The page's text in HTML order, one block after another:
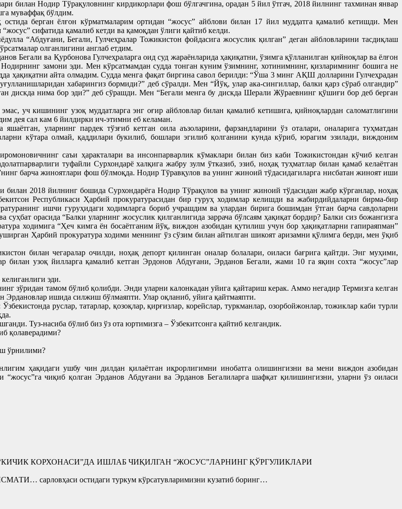
билан Нодир Тўрақуловнинг кирдикорлари фош бўлгачгина, орадан 5 йил ўтгач, 2018 йилнинг тахминан январ
муваффақ бўлдим.
берган ёлғон кўрматмаларим ортидан “жосус” айблови билан 17 йил муддатга қамалиб кетишди. Мен
сифатида қамалиб кетди ва қамоқдан ўлиги қайтиб келди.
“Абдуғани, Бегали, Гулчеҳралар Тожикистон фойдасига жосуслик қилган” деган айбловларини тасдиқлаш
олганлигини англаб етдим.
Бегали ва Қурбонова Гулчеҳраларга оид суд жараёнларида ҳақиқатни, ўзимга қўлланилган қийноқлар ва ёлғон
замони эди. Мен кўрсатмамдан судда тонган куним ўзимнинг, хотинимнинг, қизларимнинг бошига не
ҳақиқатни айта олмадим. Судда менга фақат биргина савол берилди: “Ўша 3 минг АҚШ долларини Гулчеҳрадан
хабарингиз бормиди?” деб сўралди. Мен “Йўқ, улар ака-сингиллар, балки қарз сўраб олгандир”
дискда нима бор эди?” деб сўрашди. Мен “Бегали менга бу дискда Шерали Жўраевнинг қўшиғи бор деб берган
уч кишининг узоқ муддатларга энг оғир айбловлар билан қамалиб кетишига, қийноқлардан саломатлигини
дея сал кам 6 йилдирки ич-этимни еб келаман.
уларнинг пардек тўзғиб кетган оила аъзоларини, фарзандларини ўз оталари, оналарига туҳматдан
кўтара олмай, қаддилари букилиб, бошлари эгилиб қолганини кунда кўриб, юрагим эзилади, виждоним
саъи ҳаракталари ва инсонпарварлик кўмаклари билан биз каби Тожикистондан кўчиб келган
туфайли Сурхондарё халқига жабру зулм ўтказиб, эзиб, ноҳақ туҳматлар билан қамаб келаётган
барча жиноятлари фош бўлмоқда. Нодир Тўравқулов ва унинг жиноий тўдасидагиларга нисбатан жиноят иши
2018 йилнинг бошида Сурхондарёга Нодир Тўрақулов ва унинг жиноий тўдасидан жабр кўрганлар, ноҳақ
Республикаси Ҳарбий прокуратурасидан бир гуруҳ ходимлар келишди ва жабирдийдаларни бирма-бир
ишчи гуруҳидаги ходимларга бориб учрашдим ва улардан бирига бошимдан ўтган барча савдоларни
орасида “Балки уларнинг жосуслик қилганлигида заррача бўлсаям ҳақиқат бордир? Балки сиз божангизга
ходимига “Ҳеч кимга ён босаётганим йўқ, виждон азобидан қутилиш учун бор ҳақиқатларни гапираяпман”
Ҳарбий прокуратура ходими меннинг ўз сўзим билан айтилган шикоят аризамни қўлимга берди, мен ўқиб
билан чегаралар очилди, ноҳақ депорт қилинган оналар болалари, оиласи бағрига қайтди. Энг муҳими,
билан узоқ йилларга қамалиб кетган Эрдонов Абдуғани, Эрданов Бегали, жами 10 га яқин сохта “жосус”лар
эди.
зўридан тамом бўлиб қолибди. Энди уларни калонкадан уйига қайтариш керак. Аммо негадир Термизга келган
Эрдановлар ишида силжиш бўлмаяпти. Улар оқланиб, уйига қайтмаяпти.
руслар, татарлар, қозоқлар, қирғизлар, корейслар, туркманлар, озорбойжонлар, тожиклар каби турли
Туз-насиба бўлиб биз ўз ота юртимизга – Ўзбекитсонга қайтиб келгандик.
қолаверадими?
ўрнилими?
ҳақидаги ушбу чин дилдан қилаётган иқрорлигимни инобатга олишингизни ва мени виждон азобидан
чиқиб қолган Эрданов Абдуғани ва Эрданов Бегалиларга шафқат қилишингизни, уларни ўз оиласи
КОРХОНАСИ”ДА ИШЛАБ ЧИҚИЛГАН “ЖОСУС”ЛАРНИНГ ҚЎРГУЛИКЛАРИ
остидаги туркум кўрсатувларимизни кузатиб боринг…